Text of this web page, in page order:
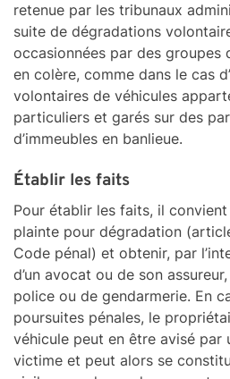
retenue par les tribunaux
suite de dégradations
occasionnées par des groupes
en colère, comme dans le cas
volontaires de véhicules
particuliers et garés sur des
d’immeubles en banlieue.
Établir les faits
Pour établir les faits, il
plainte pour dégradation
Code pénal) et obtenir, par
d’un avocat ou de son
police ou de gendarmerie. En
poursuites pénales, le
véhicule peut en être avisé par
victime et peut alors se